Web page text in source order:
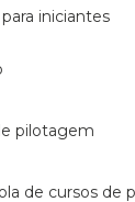
iniciantes
pilotagem
de cursos